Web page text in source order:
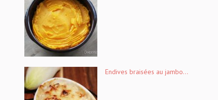
Endives braisées au jambo...